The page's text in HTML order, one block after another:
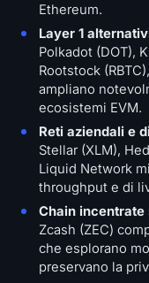
Ethereum.
Layer 1
Polkadot (DOT),
Rootstock
ampliano
ecosistemi EVM.
Reti aziendali e
Stellar (XLM),
Liquid Network
throughput e di
Chain
Zcash (ZEC)
che esplorano
preservano la